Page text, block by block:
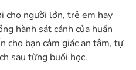
cho người lớn, trẻ em hay
hành sát cánh của huấn
cho bạn cảm giác an tâm, tự
sau từng buổi học.